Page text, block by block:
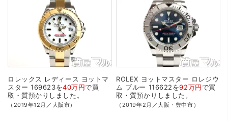
ロレックス レディース ヨットマ
スター 169623を40万円で買
取・質預かり しました。
（2019年12月／大阪市）
ROLEX ヨットマスター ロレジウ
ム ブルー 116622を92万円で買
取・質預かり しました。
（2019年2月／大阪・豊中市）